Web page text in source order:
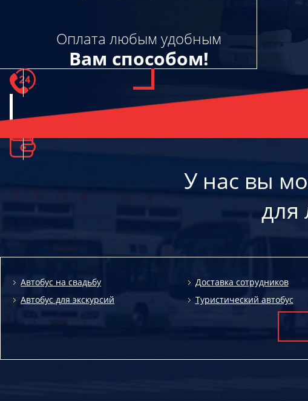
Оплата любым удобным
Вам способом!
У нас вы
для
Автобус на свадьбу Доставка сотрудников
Автобус для экскурсий
Туристический автобус